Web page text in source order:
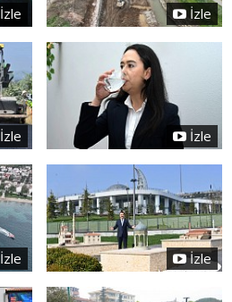
İzle İzle
İzle İzle
İzle İzle